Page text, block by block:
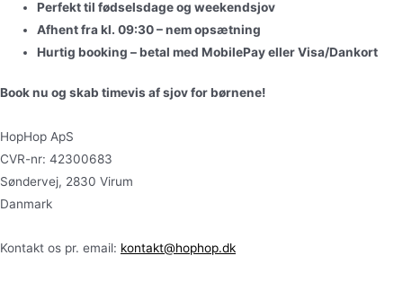
Perfekt til fødselsdage og weekendsjov
Afhent fra kl. 09:30 – nem opsætning
Hurtig booking – betal med MobilePay eller Visa/Dankort
Book nu og skab timevis af sjov for børnene!
HopHop ApS
CVR-nr: 42300683
Søndervej, 2830 Virum
Danmark
Kontakt os pr. email: kontakt@hophop.dk